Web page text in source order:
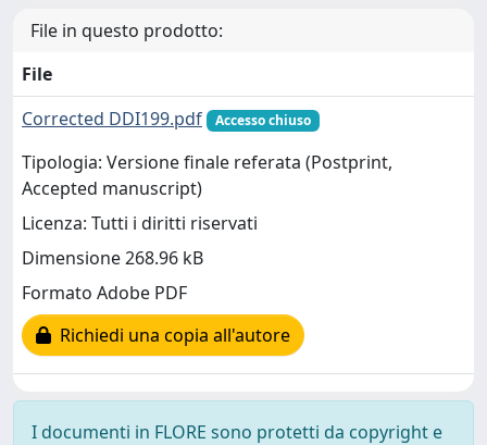
File in questo prodotto:
File
Corrected DDI199.pdf
Accesso chiuso
Tipologia: Versione finale referata (Postprint,
Accepted manuscript)
Licenza: Tutti i diritti riservati
Dimensione 268.96 kB
Formato Adobe PDF
Richiedi una copia all'autore
I documenti in FLORE sono protetti da copyright e